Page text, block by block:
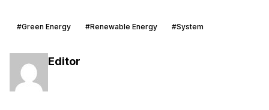
#Green Energy #Renewable Energy #System
Editor